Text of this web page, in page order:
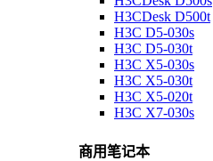
H3CDesk D500t
H3C D5-030s
H3C D5-030t
H3C X5-030s
H3C X5-030t
H3C X5-020t
H3C X7-030s
商用笔记本